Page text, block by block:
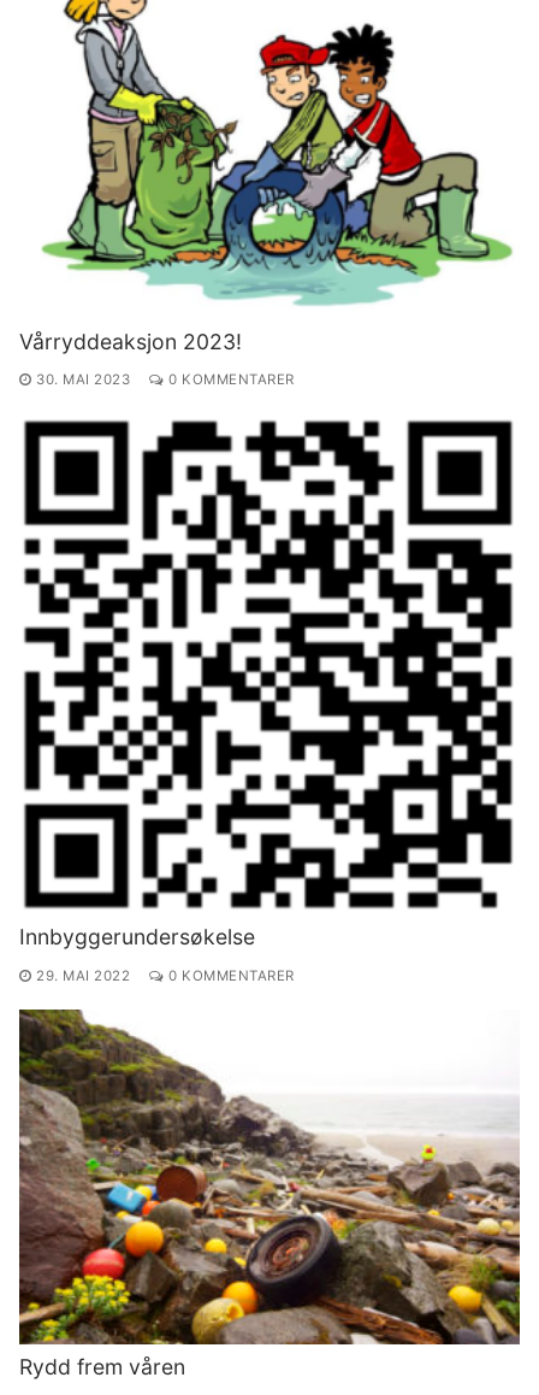
Vårryddeaksjon 2023!
30. MAI 2023 0 KOMMENTARER
Innbyggerundersøkelse
29. MAI 2022 0 KOMMENTARER
Rydd frem våren